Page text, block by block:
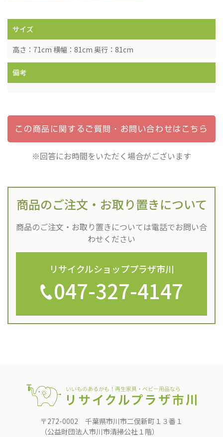
サイズ
高さ：71cm 横幅：81cm 奥行：81cm
備考
この商品に関するご質問・ お問い合わせはこちら
※回答にお時間をいただく場合がございます
商品のご注文・ お取り置きについて
商品のご注文・お取り置きについては電話でお問い合
わせください
リサイクルショッププラザ市川
047-327-4147
〒272-0002 千葉県市川市二俣新町１３番１
（公益財団法人市川市清掃公社１階）